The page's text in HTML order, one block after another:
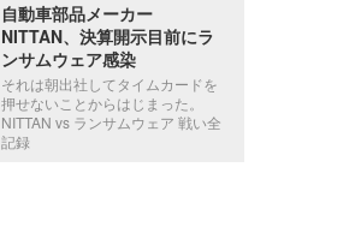
自動車部品メーカー
NITTAN、決算開示目前にラ
ンサムウェア感染
それは朝出社してタイムカードを
押せないことからはじまった。
NITTAN vs ランサムウェア 戦い全
記録